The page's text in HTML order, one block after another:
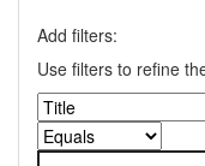
Add filters:
Use filters to refine